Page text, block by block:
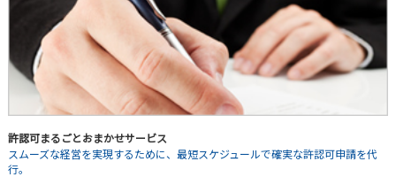
許認可まるごとおまかせサービス
スムーズな経営を実現するために、最短スケジュールで確実な許認可申請を代
行。